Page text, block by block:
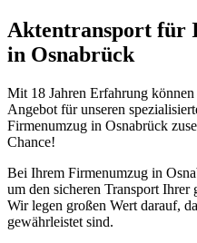
Aktentransport für
in Osnabrück
Mit 18 Jahren Erfahrung
Angebot für unseren
Firmenumzug in Osnabrück
Chance!
Bei Ihrem Firmenumzug in
um den sicheren Transport Ihrer
Wir legen großen Wert darauf,
gewährleistet sind.